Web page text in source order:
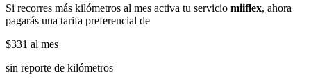
Si recorres más kilómetros al mes activa tu servicio miiflex, ahora
pagarás una tarifa preferencial de
$331 al mes
sin reporte de kilómetros